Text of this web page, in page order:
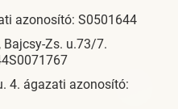
azonosító: S0501644
Zs. u.73/7.
4. ágazati azonosító: